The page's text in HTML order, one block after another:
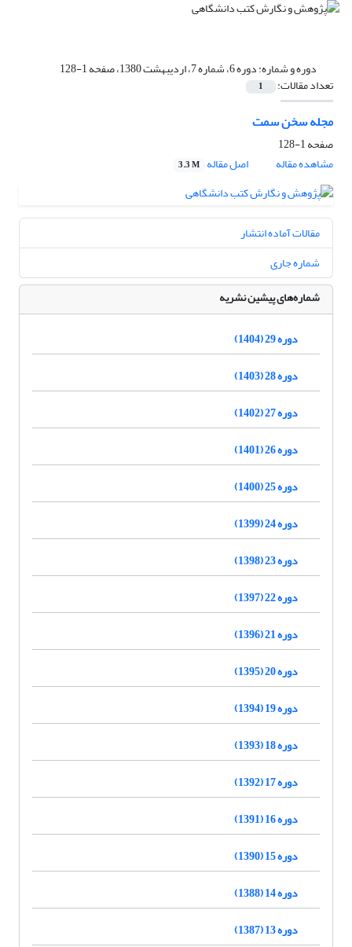
دوره و شماره:دوره 6، شماره 7، اردیبهشت 1380، صفحه 1-128
تعداد مقالات: 1
مجله سخن سمت
صفحه1-128
مشاهده مقاله
اصل مقاله 3.3 M
مقالات آماده انتشار
شماره جاری
شماره‌های پیشین نشریه
دوره 29 (1404)
دوره 28 (1403)
دوره 27 (1402)
دوره 26 (1401)
دوره 25 (1400)
دوره 24 (1399)
دوره 23 (1398)
دوره 22 (1397)
دوره 21 (1396)
دوره 20 (1395)
دوره 19 (1394)
دوره 18 (1393)
دوره 17 (1392)
دوره 16 (1391)
دوره 15 (1390)
دوره 14 (1388)
دوره 13 (1387)